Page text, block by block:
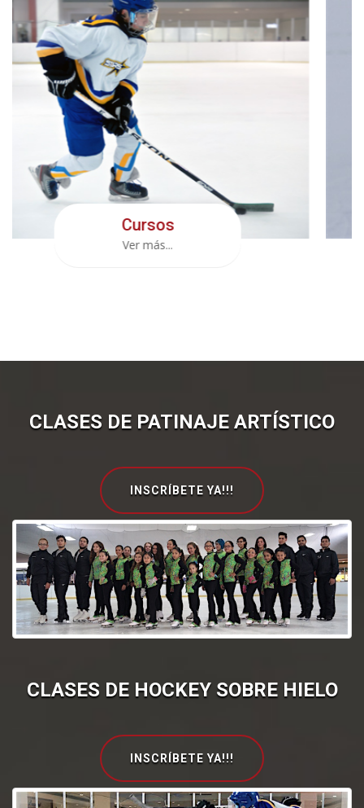
Clases
Ver más...
CLASES DE PATINAJE ARTÍSTICO
INSCRÍBETE YA!!!
CLASES DE HOCKEY SOBRE HIELO
INSCRÍBETE YA!!!